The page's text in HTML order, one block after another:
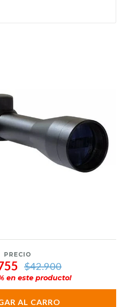
PRECIO
$42.900
en este producto!
AL CARRO